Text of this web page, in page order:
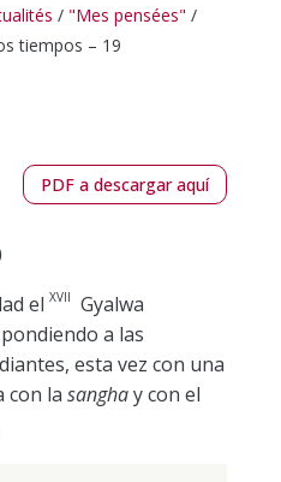
/ "Mes pensées" /
tiempos – 19
PDF a descargar aquí
el XVII
Gyalwa
a las
esta vez con una
con la sanghay con el